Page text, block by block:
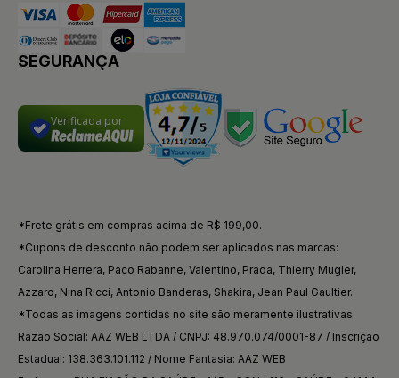
SEGURANÇA
Verificada por
*Frete grátis em compras acima de R$ 199,00.
*Cupons de desconto não podem ser aplicados nas marcas:
Carolina Herrera, Paco Rabanne, Valentino, Prada, Thierry Mugler,
Azzaro, Nina Ricci, Antonio Banderas, Shakira, Jean Paul Gaultier.
*Todas as imagens contidas no site são meramente ilustrativas.
Razão Social: AAZ WEB LTDA / CNPJ: 48.970.074/0001-87 / Inscrição
Estadual: 138.363.101.112 / Nome Fantasia: AAZ WEB